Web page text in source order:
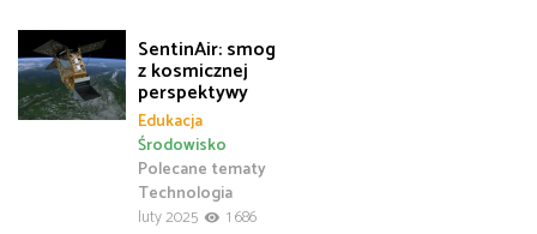
SentinAir: smog
z kosmicznej
perspektywy
Edukacja
Polecane tematy
Środowisko
Technologia
luty 2025
1 686